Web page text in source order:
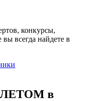
конкурсы,
всегда найдете в
в